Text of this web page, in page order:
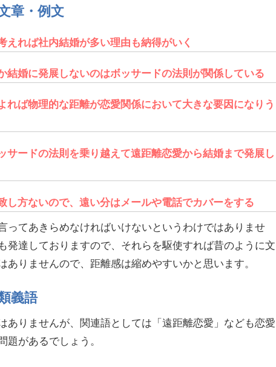
章・例文
えれば社内結婚が多い理由も納得がいく
結婚に発展しないのはボッサードの法則が関係している
れば物理的な距離が恋愛関係において大きな要因になりう
サードの法則を乗り越えて遠距離恋愛から結婚まで発展し
し方ないので、遠い分はメールや電話でカバーをする
ってあきらめなければいけないというわけではありませ
発達しておりますので、それらを駆使すれば昔のように文
ありませんので、距離感は縮めやすいかと思います。
義語
ありませんが、関連語としては「遠距離恋愛」なども恋愛
題があるでしょう。